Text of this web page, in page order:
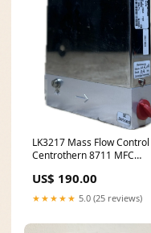
LK3217 Mass Flow Control
Centrothern 8711 MFC
US$ 190.00
★★★★★ 5.0 (25 reviews)